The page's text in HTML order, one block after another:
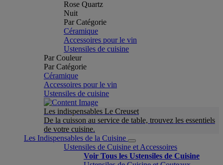
Rose Quartz
Nuit
Par Catégorie
Céramique
Accessoires pour le vin
Ustensiles de cuisine
Par Couleur
Par Catégorie
Céramique
Accessoires pour le vin
Ustensiles de cuisine
Les indispensables Le Creuset
De la cuisson au service de table, trouvez les essentiels
de votre cuisine.
Les Indispensables de la Cuisine
Ustensiles de Cuisine et Accessoires
Voir Tous les Ustensiles de Cuisine